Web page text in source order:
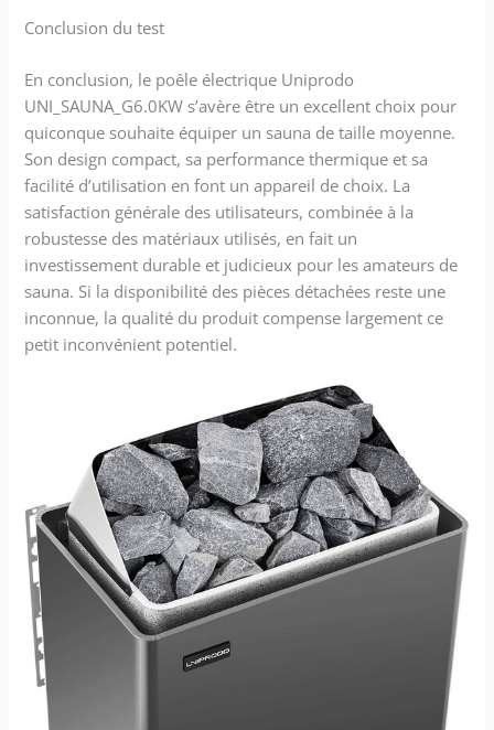
Conclusion du test
En conclusion, le poêle électrique Uniprodo
UNI_SAUNA_G6.0KW s’avère être un excellent choix pour
quiconque souhaite équiper un sauna de taille moyenne.
Son design compact, sa performance thermique et sa
facilité d’utilisation en font un appareil de choix. La
satisfaction générale des utilisateurs, combinée à la
robustesse des matériaux utilisés, en fait un
investissement durable et judicieux pour les amateurs de
sauna. Si la disponibilité des pièces détachées reste une
inconnue, la qualité du produit compense largement ce
petit inconvénient potentiel.